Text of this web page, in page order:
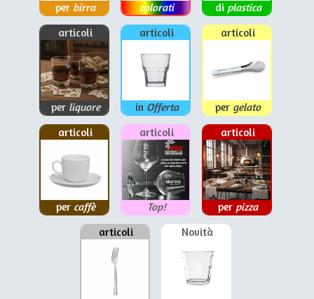
per birra colorati di plastica
articoli
per liquore
articoli
in Offerta
articoli
per gelato
articoli
per caffè
articoli
Top!
articoli
per pizza
articoli
Novità